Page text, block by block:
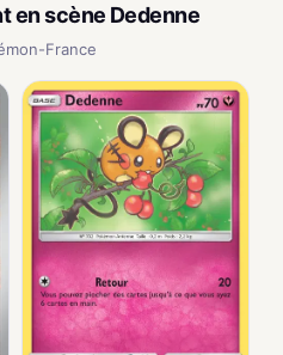
en scène Dedenne
France